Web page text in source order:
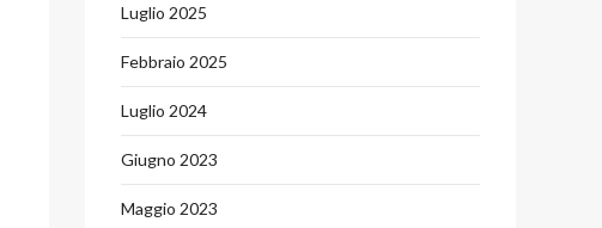
Luglio 2025
Febbraio 2025
Luglio 2024
Giugno 2023
Maggio 2023